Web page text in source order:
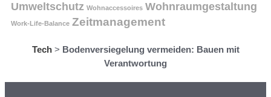
Umweltschutz Wohnaccessoires Wohnraumgestaltung
Work-Life-Balance Zeitmanagement
Tech> Bodenversiegelung vermeiden: Bauen mit
Verantwortung